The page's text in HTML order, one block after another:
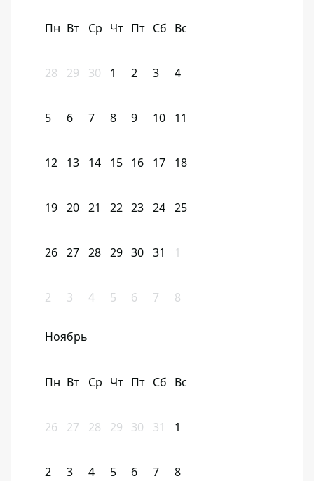
Пн Вт Ср Чт Пт Сб Вс
28 29 30 1 2 3 4
5 6 7 8 9 10 11
12 13 14 15 16 17 18
19 20 21 22 23 24 25
26 27 28 29 30 31 1
2 3 4 5 6 7 8
Ноябрь
Пн Вт Ср Чт Пт Сб Вс
26 27 28 29 30 31 1
2 3 4 5 6 7 8